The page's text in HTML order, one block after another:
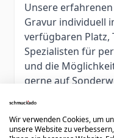
Unsere
Gravur individuell
verfügbaren Platz,
Spezialisten für
und die
gerne auf
Bitte beachten Sie,
grundsätzlich vom
Wir verwenden Cookies, um
unsere Website zu